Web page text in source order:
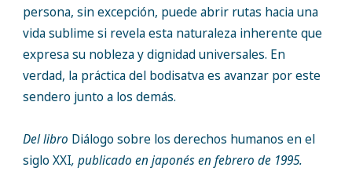
persona, sin excepción, puede abrir rutas hacia una
vida sublime si revela esta naturaleza inherente que
expresa su nobleza y dignidad universales. En
verdad, la práctica del bodisatva es avanzar por este
sendero junto a los demás.
Del libro Diálogo sobre los derechos humanos en el
siglo XXI, publicado en japonés en febrero de 1995.